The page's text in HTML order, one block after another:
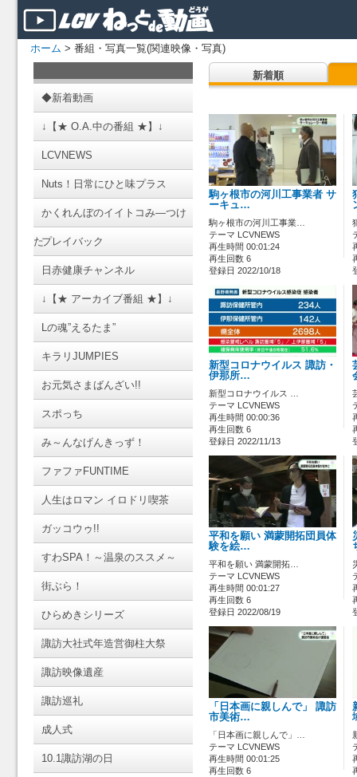
ホーム > 番組・写真一覧(関連映像・写真)
◆新着動画
↓【★ O.A.中の番組 ★】↓
LCVNEWS
Nuts！日常にひと味プラス
かくれんぼのイイトコみ―つけ
たプレイバック
日赤健康チャンネル
↓【★ アーカイブ番組 ★】↓
Lの魂”えるたま”
キラリJUMPIES
お元気さまばんざい!!
スポっち
み～んなげんきっず！
ファファFUNTIME
人生はロマン イロドリ喫茶
ガッコウゥ!!
すわSPA！～温泉のススメ～
街ぶら！
ひらめきシリーズ
諏訪大社式年造営御柱大祭
諏訪映像遺産
諏訪巡礼
成人式
10.1諏訪湖の日
新着順
駒ヶ根市の河川工事業者 サ
ーキュ…
駒ヶ根市の河川工事業…
テーマ LCVNEWS
再生時間 00:01:24
再生回数 6
登録日 2022/10/18
新型コロナウイルス 諏訪・
伊那所…
新型コロナウイルス …
テーマ LCVNEWS
再生時間 00:00:36
再生回数 6
登録日 2022/11/13
平和を願い 満蒙開拓団員体
験を絵…
平和を願い 満蒙開拓…
テーマ LCVNEWS
再生時間 00:01:27
再生回数 6
登録日 2022/08/19
「日本画に親しんで」 諏訪
市美術…
「日本画に親しんで」…
テーマ LCVNEWS
再生時間 00:01:25
再生回数 6